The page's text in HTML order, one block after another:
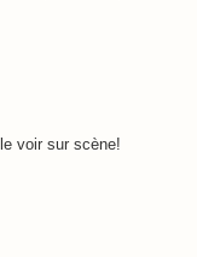
voir sur scène!